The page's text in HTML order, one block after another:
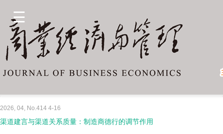
2026, 04, No.414 4-16
渠道建言与渠道关系质量：制造商德行的调节作用